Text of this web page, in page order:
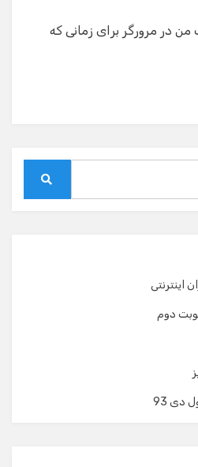
من در مرورگر برای زمانی که
اینترنتی
دوم
هوشمند